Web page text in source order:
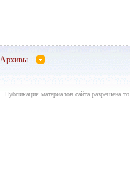
Архивы
Публикация материалов сайта разрешена